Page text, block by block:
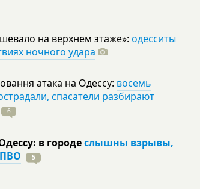
на верхнем этаже»: одесситы
ночного удара
атака на Одессу: восемь
спасатели разбирают
6
в городеслышны взрывы,
5